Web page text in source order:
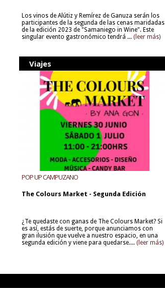
Los vinos de Alútiz y Remírez de Ganuza serán los
participantes de la segunda de las cenas maridadas
de la edición 2023 de "Samaniego in Wine". Este
singular evento gastronómico tendrá ... (leer más)
Viajes
POP UP CAMPUZANO
The Colours Market - Segunda Edición
¿Te quedaste con ganas de The Colours Market? Si
es así, estás de suerte, porque anunciamos con
gran ilusión que vuelve a nuestro espacio, en una
segunda edición y viene para quedarse.... (leer más)